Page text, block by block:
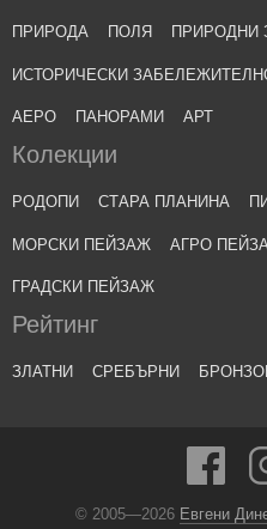
ПРИРОДА ПОЛЯ ПРИРОДНИ
ИСТОРИЧЕСКИ
АЕРО ПАНОРАМИ АРТ
Колекции
РОДОПИ СТАРА ПЛАНИНА
МОРСКИ ПЕЙЗАЖ АГРО
ГРАДСКИ ПЕЙЗАЖ
Рейтинг
ЗЛАТНИ СРЕБЪРНИ
© 2005—2026 Евгени